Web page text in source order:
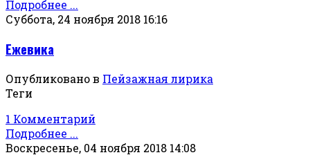
Подробнее ...
Суббота, 24 ноября 2018 16:16
Ежевика
Опубликовано в Пейзажная лирика
Теги
1 Комментарий
Подробнее ...
Воскресенье, 04 ноября 2018 14:08